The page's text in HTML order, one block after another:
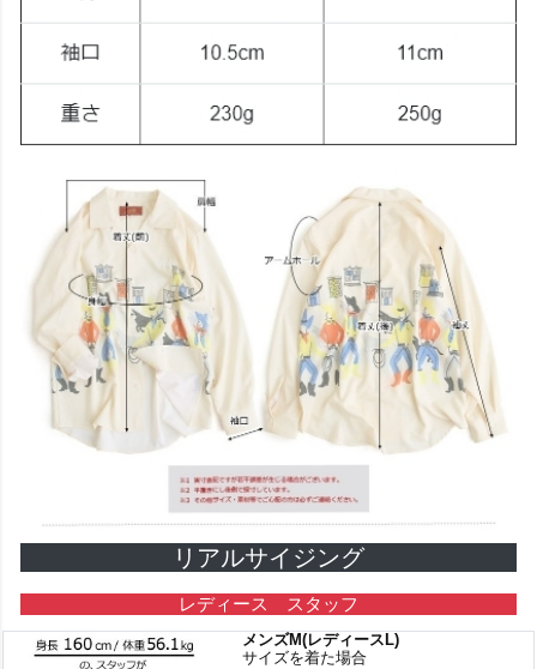
リアルサイジング
レディース スタッフ
メンズM(レディースL)
サイズを着た場合